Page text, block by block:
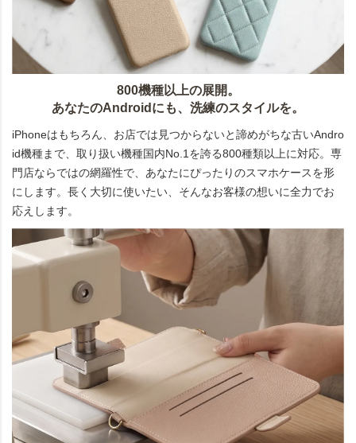
800機種以上の展開。
あなたのAndroidにも、洗練のスタイルを。
iPhoneはもちろん、お店では見つからないと諦めがちな古いAndro
id機種まで、取り扱い機種国内No.1を誇る800種類以上に対応。専
門店ならではの網羅性で、あなたにぴったりのスマホケースを形
にします。長く大切に使いたい、そんなお客様の想いに全力でお
応えします。